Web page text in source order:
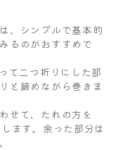
、シンプルで基本的
るのがおすすめで
て二つ折りにした部
と締めながら巻きま
せて、たれの方を
ます。余った部分は